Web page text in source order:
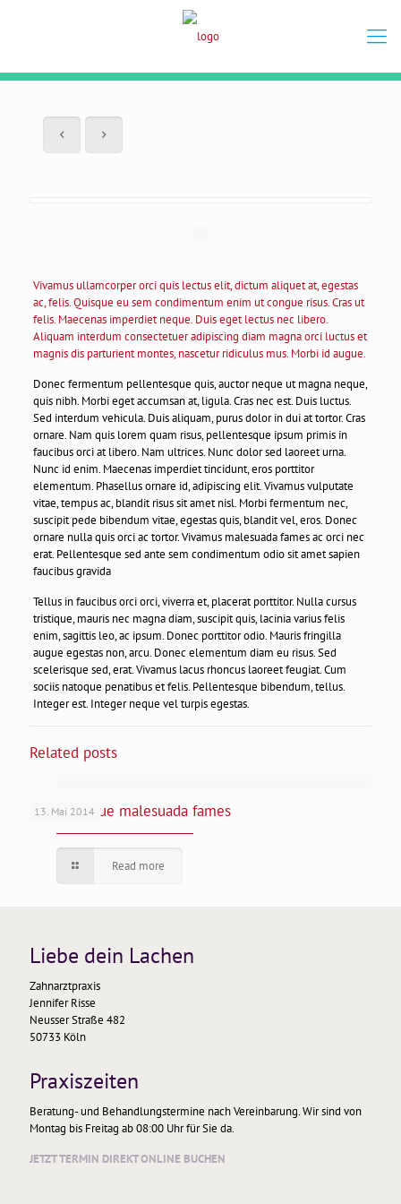
Vivamus ullamcorper orci quis lectus elit, dictum aliquet at, egestas
ac, felis. Quisque eu sem condimentum enim ut congue risus. Cras ut
felis. Maecenas imperdiet neque. Duis eget lectus nec libero.
Aliquam interdum consectetuer adipiscing diam magna orci luctus et
magnis dis parturient montes, nascetur ridiculus mus. Morbi id augue.
Donec fermentum pellentesque quis, auctor neque ut magna neque,
quis nibh. Morbi eget accumsan at, ligula. Cras nec est. Duis luctus.
Sed interdum vehicula. Duis aliquam, purus dolor in dui at tortor. Cras
ornare. Nam quis lorem quam risus, pellentesque ipsum primis in
faucibus orci at libero. Nam ultrices. Nunc dolor sed laoreet urna.
Nunc id enim. Maecenas imperdiet tincidunt, eros porttitor
elementum. Phasellus ornare id, adipiscing elit. Vivamus vulputate
vitae, tempus ac, blandit risus sit amet nisl. Morbi fermentum nec,
suscipit pede bibendum vitae, egestas quis, blandit vel, eros. Donec
ornare nulla quis orci ac tortor. Vivamus malesuada fames ac orci nec
erat. Pellentesque sed ante sem condimentum odio sit amet sapien
faucibus gravida
Tellus in faucibus orci orci, viverra et, placerat porttitor. Nulla cursus
tristique, mauris nec magna diam, suscipit quis, lacinia varius felis
enim, sagittis leo, ac ipsum. Donec porttitor odio. Mauris fringilla
augue egestas non, arcu. Donec elementum diam eu risus. Sed
scelerisque sed, erat. Vivamus lacus rhoncus laoreet feugiat. Cum
sociis natoque penatibus et felis. Pellentesque bibendum, tellus.
Integer est. Integer neque vel turpis egestas.
Related posts
13. Mai 2014
Pellentesque malesuada fames
Read more
Liebe dein Lachen
Zahnarztpraxis
Jennifer Risse
Neusser Straße 482
50733 Köln
Praxiszeiten
Beratung- und Behandlungstermine nach Vereinbarung. Wir sind von
Montag bis Freitag ab 08:00 Uhr für Sie da.
JETZT TERMIN DIREKT ONLINE BUCHEN